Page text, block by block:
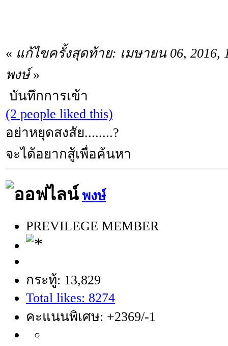
« แก้ไขครั้งสุดท้าย: เมษายน 06, 2016,
พงษ์»
บันทึกการเข้า
(2 people liked this)
อย่าหยุดสงสัย........?
จะได้อยากสู้เพื่อค้นหา
พงษ์
PREVILEGE MEMBER
กระทู้: 13,829
Total likes: 8274
คะแนนพิเศษ: +2369/-1